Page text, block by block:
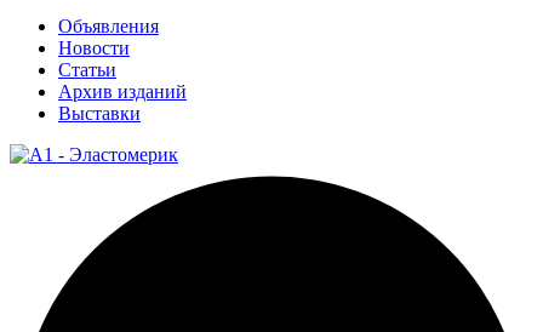
Объявления
Новости
Статьи
Архив изданий
Выставки